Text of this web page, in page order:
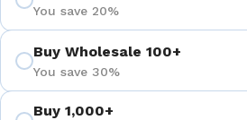
You save 20%
Buy Wholesale 100+
You save 30%
Buy 1,000+